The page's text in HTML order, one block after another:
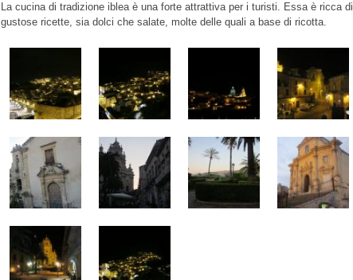
La cucina di tradizione iblea è una forte attrattiva per i turisti. Essa è ricca di
gustose ricette, sia dolci che salate, molte delle quali a base di ricotta.